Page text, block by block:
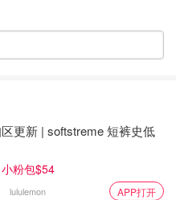
忧——人人都知道你就是个
了阳谋
谋”，就是自己心里在编
而已。
小红书的我们，是不可能知
更新 | softstreme 短裤史低
粉包$54
lululemon APP打开